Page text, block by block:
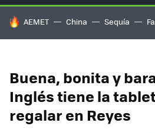
HOY SE HABLA DE
AEMET China Sequía
Buena, bonita y
Inglés tiene la
regalar en Reyes